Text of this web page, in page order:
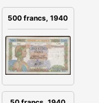
500 francs, 1940